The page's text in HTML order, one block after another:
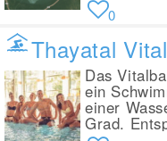
0
Thayatal
Das
ein
einer
Grad.